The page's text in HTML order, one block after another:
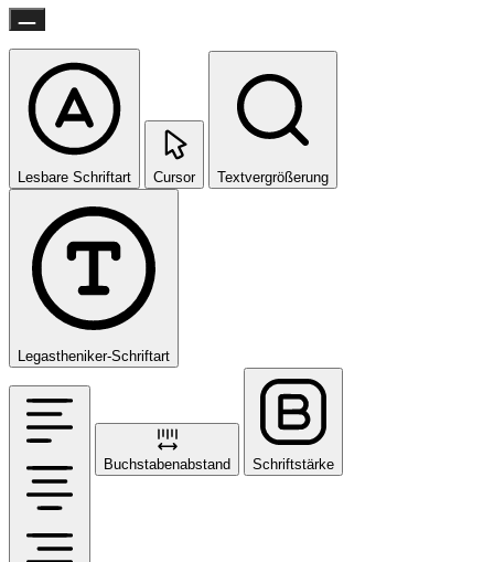
Lesbare Schriftart Cursor Textvergrößerung
Legastheniker-Schriftart
Buchstabenabstand Schriftstärke